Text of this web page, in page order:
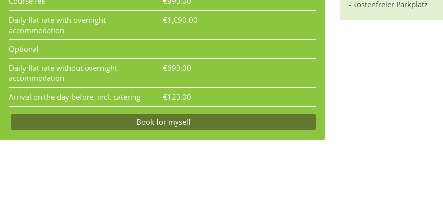
Daily flat rate with overnight
accommodation
€1,090.00
Optional
Daily flat rate without overnight
accommodation
€690.00
Arrival on the day before, incl. catering €120.00
Book for myself
- kostenfreier Parkplatz